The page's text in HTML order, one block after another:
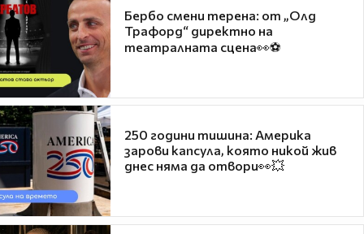
Бербо смени терена: от „Олд
Трафорд“ директно на
театралната сцена👀⚽
250 години тишина: Америка
зарови капсула, която никой жив
днес няма да отвори👀💥